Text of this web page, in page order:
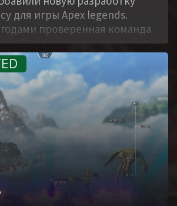
для игры Apex legends.
проверенная команда
С их программами играет
по всему миру.
проработали и включили в
функции. Точный
набором настроек.
программу под
Тоже самое и с ESP,
врагов. Программа
побед и для
над соперниками.
и установка.